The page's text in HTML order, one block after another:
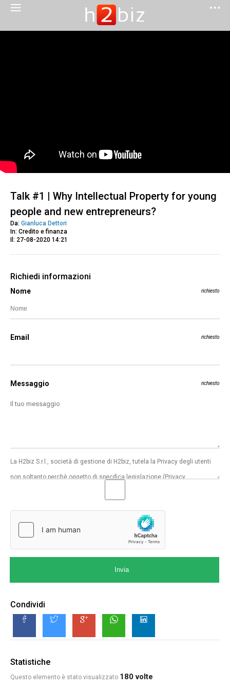
Talk #1 | Why Intellectual Property for young
people and new entrepreneurs?
Da: Gianluca Dettori
In: Credito e finanza
Il: 27-08-2020 14:21
Richiedi informazioni
Nome richiesto
Email richiesto
Messaggio richiesto
Invia
Condividi
Statistiche
Questo elemento è stato visualizzato 180 volte